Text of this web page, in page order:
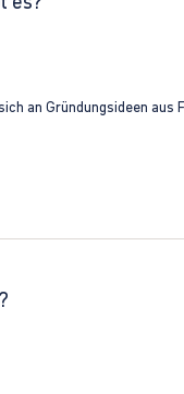
an Gründungsideen